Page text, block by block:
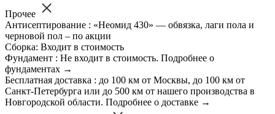
Прочее
Антисептирование : «Неомид 430» — обвязка, лаги пола и
черновой пол – по акции
Сборка: Входит в стоимость
Фундамент : Не входит в стоимость. Подробнее о
фундаментах →
Бесплатная доставка : до 100 км от Москвы, до 100 км от
Санкт-Петербурга или до 500 км от нашего производства в
Новгородской области. Подробнее о доставке →